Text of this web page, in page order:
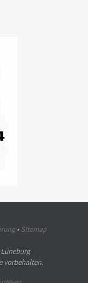
• Sitemap
vorbehalten.